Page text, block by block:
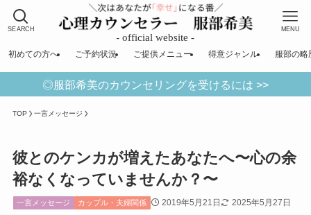
SEARCH MENU
初めての方へ ご予約状況 ご提供メニュー 得意ジャンル 服部の略
◎服部希美のカウンセリングを受けるには >>
TOP 一言メッセージ
彼とのケンカが増えたあなたへ〜心の余
裕なくなっていませんか？〜
一言メッセージ カップル・夫婦関係 2019年5月21日 2025年5月27日